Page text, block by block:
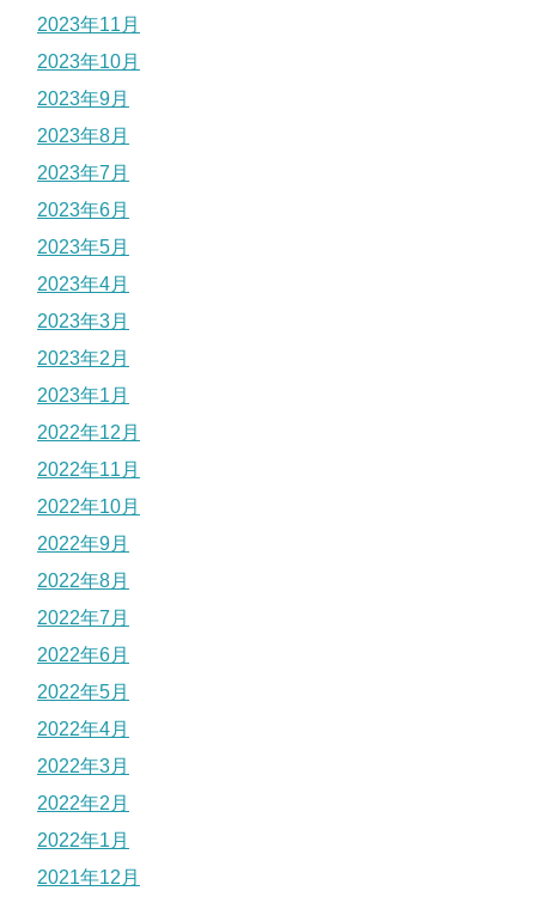
2023年11月
2023年10月
2023年9月
2023年8月
2023年7月
2023年6月
2023年5月
2023年4月
2023年3月
2023年2月
2023年1月
2022年12月
2022年11月
2022年10月
2022年9月
2022年8月
2022年7月
2022年6月
2022年5月
2022年4月
2022年3月
2022年2月
2022年1月
2021年12月